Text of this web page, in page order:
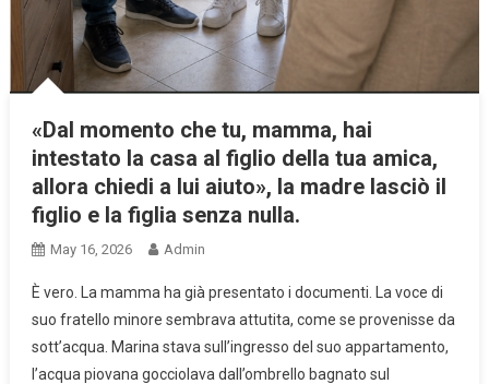
«Dal momento che tu, mamma, hai
intestato la casa al figlio della tua amica,
allora chiedi a lui aiuto», la madre lasciò il
figlio e la figlia senza nulla.
May 16, 2026 Admin
È vero. La mamma ha già presentato i documenti. La voce di
suo fratello minore sembrava attutita, come se provenisse da
sott’acqua. Marina stava sull’ingresso del suo appartamento,
l’acqua piovana gocciolava dall’ombrello bagnato sul